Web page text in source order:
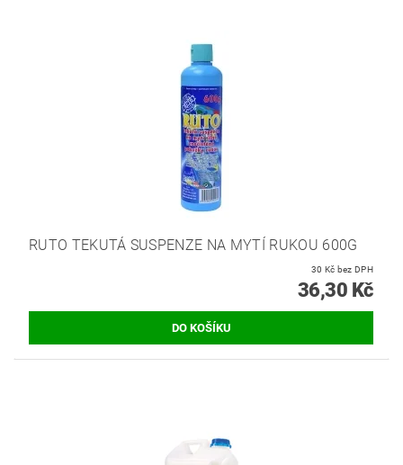
RUTO TEKUTÁ SUSPENZE NA MYTÍ RUKOU 600G
30 Kč bez DPH
36,30 Kč